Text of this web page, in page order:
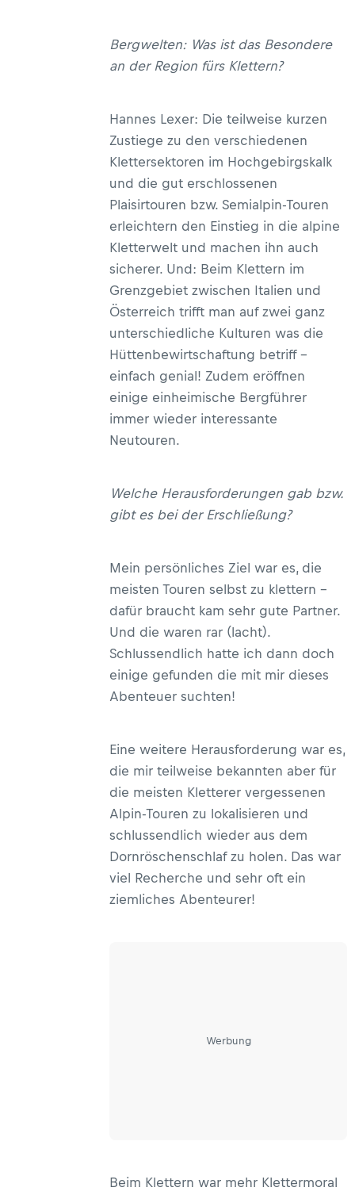
Bergwelten: Was ist das Besondere
an der Region fürs Klettern?
Hannes Lexer: Die teilweise kurzen
Zustiege zu den verschiedenen
Klettersektoren im Hochgebirgskalk
und die gut erschlossenen
Plaisirtouren bzw. Semialpin-Touren
erleichtern den Einstieg in die alpine
Kletterwelt und machen ihn auch
sicherer. Und: Beim Klettern im
Grenzgebiet zwischen Italien und
Österreich trifft man auf zwei ganz
unterschiedliche Kulturen was die
Hüttenbewirtschaftung betriff –
einfach genial! Zudem eröffnen
einige einheimische Bergführer
immer wieder interessante
Neutouren.
Welche Herausforderungen gab bzw.
gibt es bei der Erschließung?
Mein persönliches Ziel war es, die
meisten Touren selbst zu klettern –
dafür braucht kam sehr gute Partner.
Und die waren rar (lacht).
Schlussendlich hatte ich dann doch
einige gefunden die mit mir dieses
Abenteuer suchten!
Eine weitere Herausforderung war es,
die mir teilweise bekannten aber für
die meisten Kletterer vergessenen
Alpin-Touren zu lokalisieren und
schlussendlich wieder aus dem
Dornröschenschlaf zu holen. Das war
viel Recherche und sehr oft ein
ziemliches Abenteurer!
Werbung
Beim Klettern war mehr Klettermoral